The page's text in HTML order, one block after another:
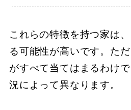
これらの特徴を持つ家は
る可能性が高いです。た
がすべて当てはまるわけ
況によって異なります。